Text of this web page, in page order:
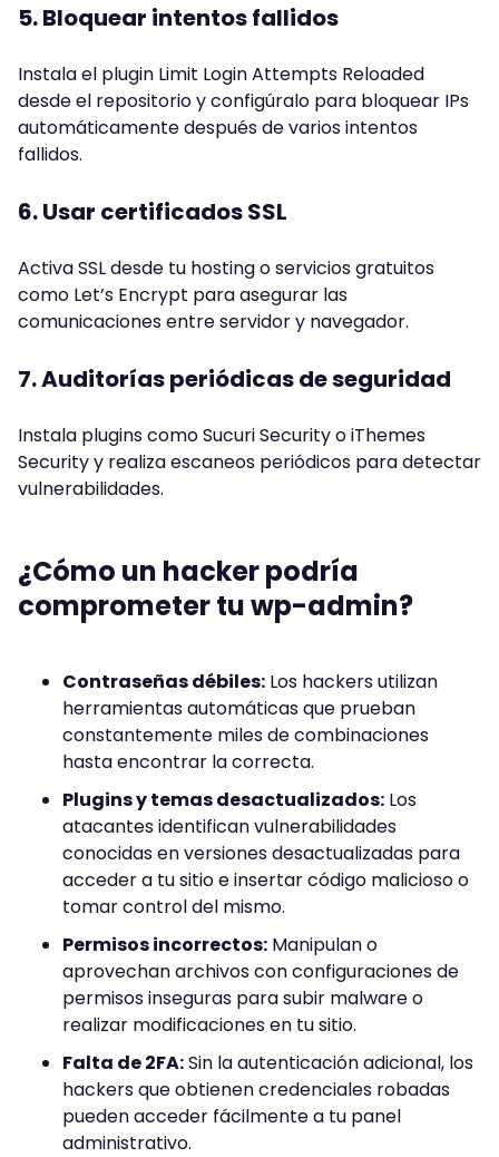
5. Bloquear intentos fallidos
Instala el plugin Limit Login Attempts Reloaded
desde el repositorio y configúralo para bloquear IPs
automáticamente después de varios intentos
fallidos.
6. Usar certificados SSL
Activa SSL desde tu hosting o servicios gratuitos
como Let’s Encrypt para asegurar las
comunicaciones entre servidor y navegador.
7. Auditorías periódicas de seguridad
Instala plugins como Sucuri Security o iThemes
Security y realiza escaneos periódicos para detectar
vulnerabilidades.
¿Cómo un hacker podría
comprometer tu wp-admin?
Contraseñas débiles: Los hackers utilizan
herramientas automáticas que prueban
constantemente miles de combinaciones
hasta encontrar la correcta.
Plugins y temas desactualizados: Los
atacantes identifican vulnerabilidades
conocidas en versiones desactualizadas para
acceder a tu sitio e insertar código malicioso o
tomar control del mismo.
Permisos incorrectos: Manipulan o
aprovechan archivos con configuraciones de
permisos inseguras para subir malware o
realizar modificaciones en tu sitio.
Falta de 2FA:Sin la autenticación adicional, los
hackers que obtienen credenciales robadas
pueden acceder fácilmente a tu panel
administrativo.